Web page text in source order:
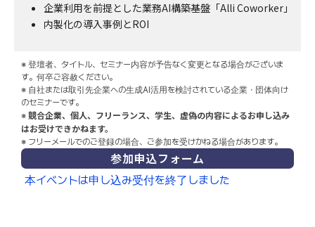
企業利用を前提とした業務AI構築基盤「Alli Coworker」
内製化の導入事例とROI
※ 登壇者、タイトル、セミナー内容が予告なく変更となる場合がございま
す。何卒ご容赦ください。
※ 自社または取引先企業への生成AI活用を検討されている企業・団体向け
のセミナーです。
※ 競合企業、個人、フリーランス、学生、虚偽の内容によるお申し込み
はお受けできかねます。
※ フリーメールでのご登録の場合、ご参加を受けかねる場合があります。
参加申込フォーム
本イベントは申し込み受付を終了しました